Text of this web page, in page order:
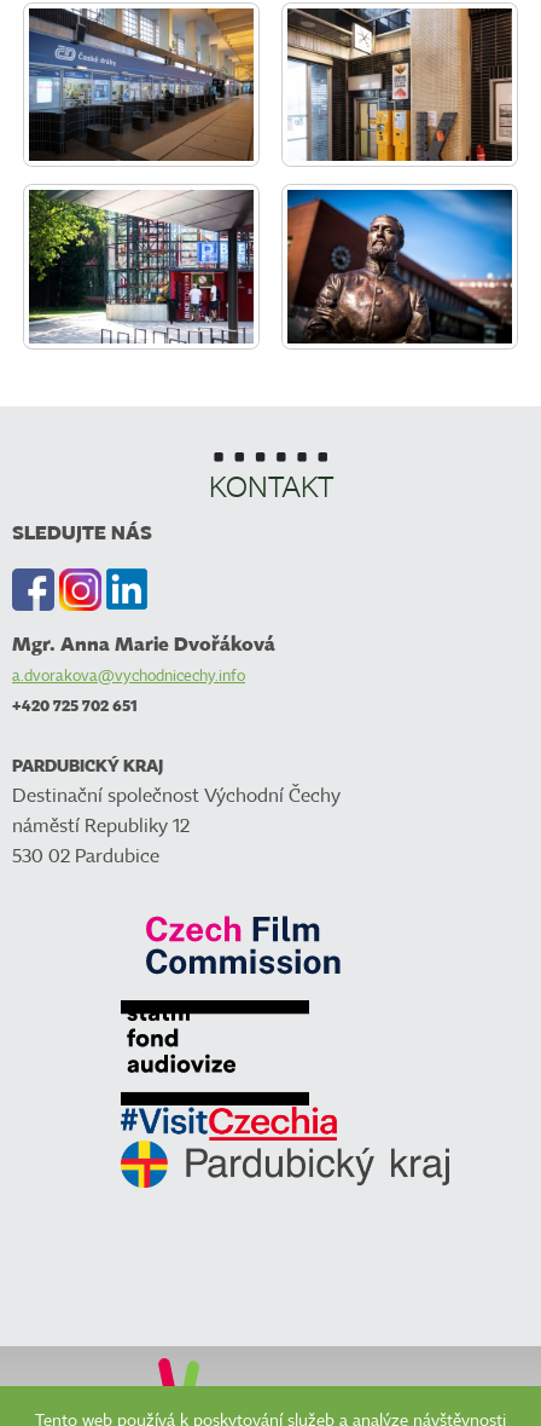
KONTAKT
SLEDUJTE NÁS
Mgr. Anna Marie Dvořáková
a.dvorakova@vychodnicechy.info
+420 725 702 651
PARDUBICKÝ KRAJ
Destinační společnost Východní Čechy
náměstí Republiky 12
530 02 Pardubice
Tento web používá k poskytování služeb a analýze návštěvnosti